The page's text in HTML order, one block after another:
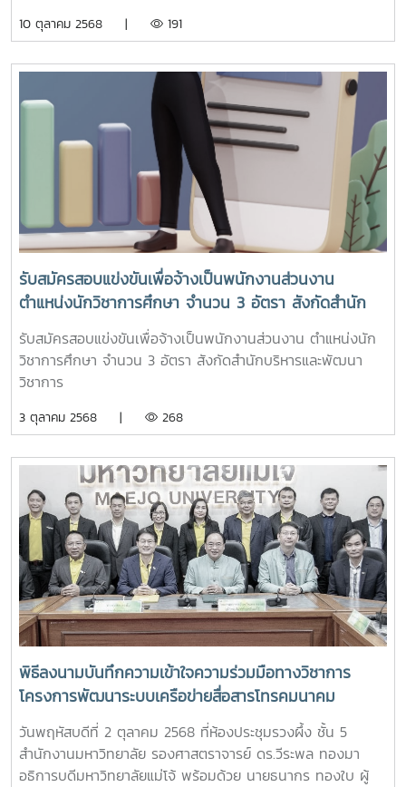
ปัจจุบันอีกหนึ่งไฮไลท์สำคัญคือ "งานเกษตรแม่โจ้" มหกรรม
ศิลปวัฒนธรรม จากสถานศึกษาและศิลปินรับเชิญ ตลอด 7 วัน
7 คืน นอกจากนี้ยังมีการประชุมวิชาการและนิทรรศการงานสวน
พฤกษศาสตร์โรงเรียน 98 โรงเรียน การประชุมและนิทรรศการ
งานฐานทรัพยากรท้องถิ่น 38 หน่วยงาน การจัดนิทรรศการ
หน่วยงานสนองพระราชดำริฯ 126 หน่วยงาน การประชุมชมรม
คณะปฏิบัติงานวิทยาการ อพ.สธ. และแปลงสาธิตและฐานการ
เรียนรู้ด้านการเกษตรด้าน อธิการบดีมหาวิทยาลัยแม่โจ้ กล่าวว่า
มหาวิทยาลัยแม่โจ้ ได้ดำเนินงานสืบสานพระราชปณิธานใน
โครงการพระราชดำริต่าง ๆ โดยเฉพาะ โครงการอนุรักษ์
พันธุกรรมพืชอันเนื่องมาจากพระราชดำริ นอกจากนี้ ยังได้ขับ
เคลื่อนแนวทาง "คาร์บอนคลีนอย่างยั่งยืน" ที่มุ่งสู่ความเป็นกลาง
ทางคาร์บอนด้วยทั้งนี้ รองผู้ว่าราชการจังหวัดเชียงใหม่ ก็ได้
กล่าวเพิ่มเติมว่า จังหวัดเชียงใหม่มีศักยภาพและความพร้อมใน
การรองรับนักท่องเที่ยวและผู้ที่จะเข้ามาเยือนในทุกด้าน ทั้งด้าน
ทรัพยากร การคมนาคม โรงแรม/ห้องพัก สถานที่จัดงานต่างๆ
มาเยือน จึงขอให้มั่นใจว่าทุกกิจกรรมที่จะจัดขึ้นในจังหวัด
เคลื่อนกระตุ้นเศรษฐกิจและถือเป็นโอกาสอันที่ดีจะได้โชว์ความ
สำเร็จให้กับผู้คนได้เห็นเป็นที่ประจักษ์อย่างกว้างขวางด้วยข่าว :
สำนักงานประชาสัมพันธ์จังหวัดเชียงใหม่ภาพ : เครือข่าาย
MJUConnect
เกียรติจาก รองศาสตราจารย์ ดร.วีระพล ทองมา อธิการบดี
สวัสดิการและคุ้มครองแรงงาน (กสร.) เป็นผู้แทนลงนามทั้งสอง
ฝ่าย และมี นายศักดิ์ศิลป์ ตุลาธร รองอธิบดี กสร. รอง
ศาสตราจารย์ ดร.ชัยยศ สัมฤทธิ์สกุล รองอธิการบดี , รอง
ศาสตราจารย์ ดร.สมเกียรติ ชัยพิบูลย์ คณบดีคณะสารสนเทศ
และการสื่อสาร , นายทวีสิทธิ์ บุญธรรม ผู้บริหารกองความ
ปลอดภัยแรงงาน กสร. ร่วมลงนามเป็นสักขีพยาน รวมทั้งมีคณะ
ผู้บริหาร บุคลากรกร ทั้ง 2 หน่วยงานเข้าร่วมเป็นเกียรติในพิธี .
ทั้งนี้ การลงนามในบันทึกความเข้าใจดังกล่าว มีวัตถุประสงค์เพื่อ
แลกเปลี่ยนและถ่ายทอดองค์ความรู้ด้านวิชาการ วิชาชีพ แรงงาน
ความปลอดภัย และสารสนเทศ พัฒนาบุคลากรให้มีความรู้ ความ
สามารถ และทักษะที่ทันต่อการเปลี่ยนแปลงในโลกยุคใหม่
สนับสนุนงานวิจัยและบริการวิชาการเพื่อยกระดับคุณภาพชีวิตและ
สภาพการทำงานของแรงงานและส่งเสริมการใช้เทคโนโลยีและ
สารสนเทศในการบริหารจัดการและคุ้มครองสวัสดิภาพแรงงาน
10 ตุลาคม 2568 | 191
รับสมัครสอบแข่งขันเพื่อจ้างเป็นพนักงานส่วนงาน
ตำแหน่งนักวิชาการศึกษา จำนวน 3 อัตรา สังกัดสำนัก
บริหารและพัฒนาวิชาการ
รับสมัครสอบแข่งขันเพื่อจ้างเป็นพนักงานส่วนงาน ตำแหน่งนัก
วิชาการศึกษา จำนวน 3 อัตรา สังกัดสำนักบริหารและพัฒนา
วิชาการ
3 ตุลาคม 2568 | 268
พิธีลงนามบันทึกความเข้าใจความร่วมมือทางวิชาการ
โครงการพัฒนาระบบเครือข่ายสื่อสารโทรคมนาคม
ระหว่างมหาวิทยาลัยแม่โจ้ กับ บริษัท โทรคมนาคมแห่ง
ชาติ จำกัด (มหาชน)
วันพฤหัสบดีที่ 2 ตุลาคม 2568 ที่ห้องประชุมรวงผึ้ง ชั้น 5
สำนักงานมหาวิทยาลัย รองศาสตราจารย์ ดร.วีระพล ทองมา
อธิการบดีมหาวิทยาลัยแม่โจ้ พร้อมด้วย นายธนากร ทองใบ ผู้